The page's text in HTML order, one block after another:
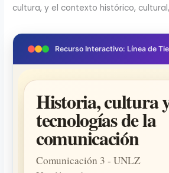
cultura, y el contexto histórico,
Recurso Interactivo: Línea de